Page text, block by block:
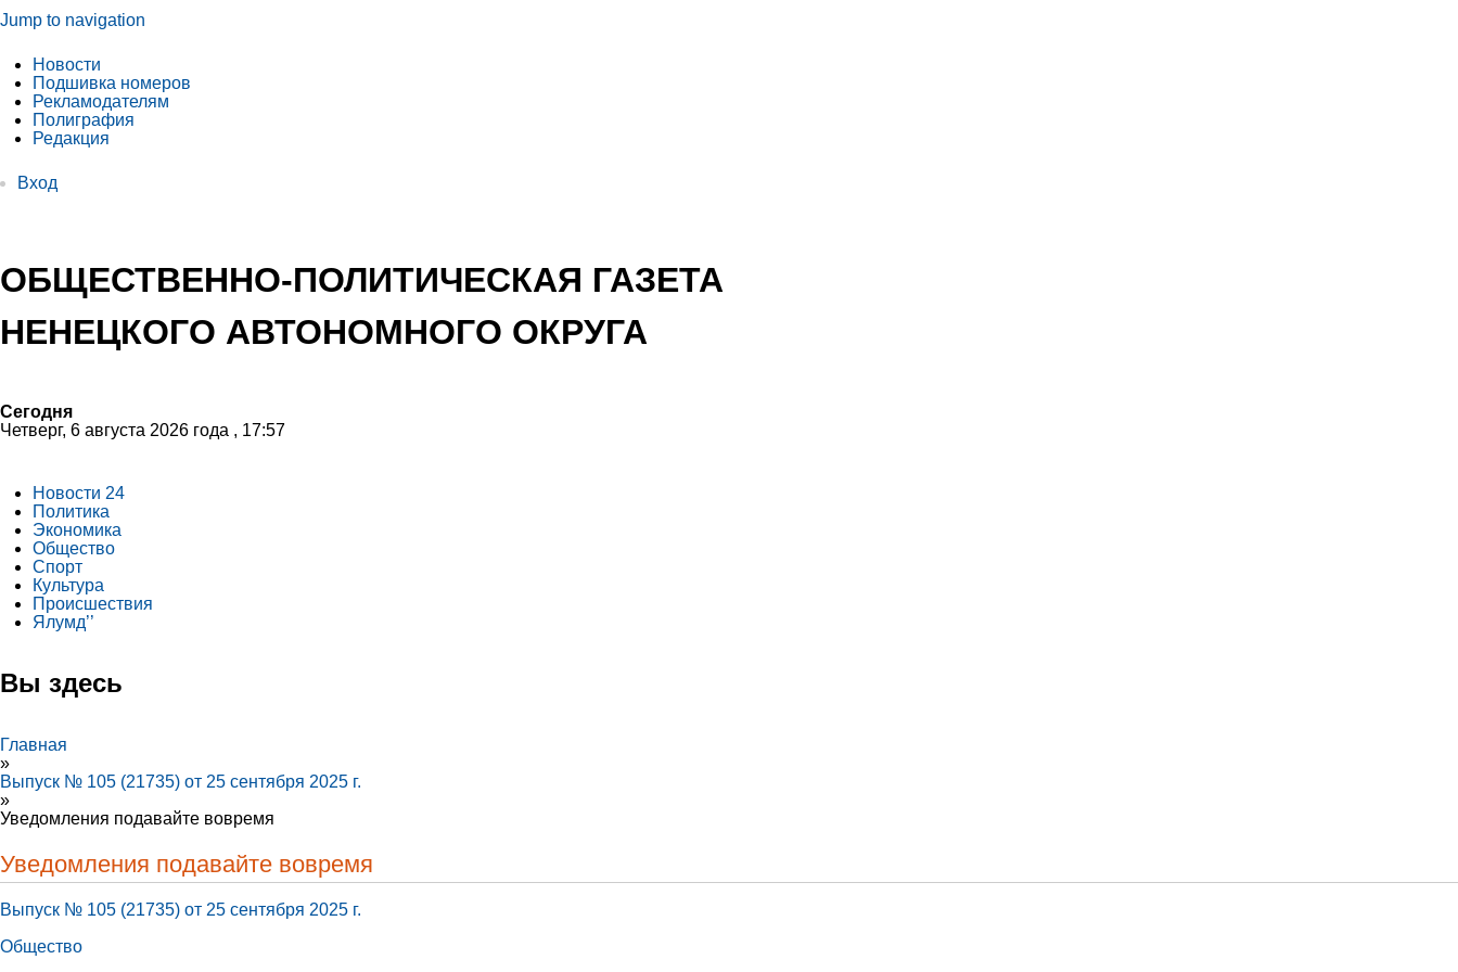
Jump to navigation
Новости
Подшивка номеров
Рекламодателям
Полиграфия
Редакция
Вход
ОБЩЕСТВЕННО-ПОЛИТИЧЕСКАЯ ГАЗЕТА
НЕНЕЦКОГО АВТОНОМНОГО ОКРУГА
Сегодня
Четверг, 6 августа 2026 года , 17:57
Новости 24
Политика
Экономика
Общество
Спорт
Культура
Происшествия
Ялумд’’
Вы здесь
Главная
»
Выпуск № 105 (21735) от 25 сентября 2025 г.
»
Уведомления подавайте вовремя
Уведомления подавайте вовремя
Выпуск № 105 (21735) от 25 сентября 2025 г.
Общество